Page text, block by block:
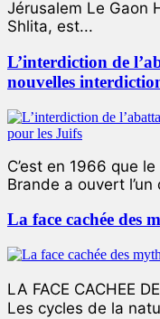
Jérusalem Le Gaon
Shlita, est...
L’interdiction de
nouvelles
C’est en 1966 que
Brande a ouvert l’un
La face cachée des
LA FACE CACHEE
Les cycles de la